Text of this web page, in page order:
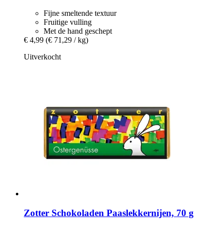
Fijne smeltende textuur
Fruitige vulling
Met de hand geschept
€ 4,99 (€ 71,29 / kg)
Uitverkocht
Zotter Schokoladen Paaslekkernijen, 70 g